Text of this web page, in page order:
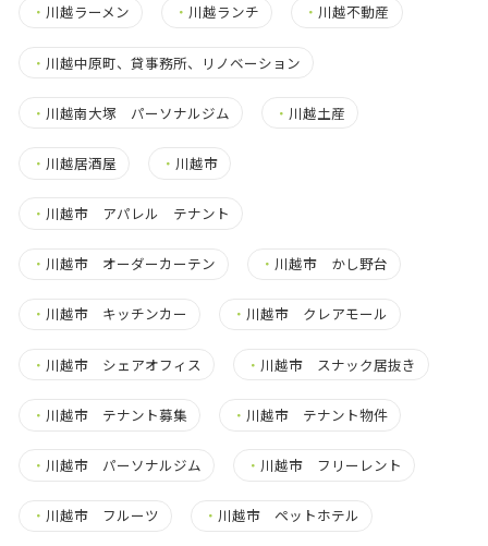
・ 川越ラーメン ・ 川越ランチ ・ 川越不動産
・ 川越中原町、貸事務所、リノベーション
・ 川越南大塚 パーソナルジム ・ 川越土産
・ 川越居酒屋 ・ 川越市
・ 川越市 アパレル テナント
・ 川越市 オーダーカーテン ・ 川越市 かし野台
・ 川越市 キッチンカー ・ 川越市 クレアモール
・ 川越市 シェアオフィス ・ 川越市 スナック居抜き
・ 川越市 テナント募集 ・ 川越市 テナント物件
・ 川越市 パーソナルジム ・ 川越市 フリーレント
・ 川越市 フルーツ ・ 川越市 ペットホテル